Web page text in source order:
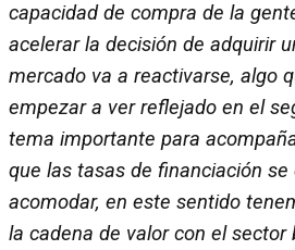
capacidad de compra de la
acelerar la decisión de adquirir
mercado va a reactivarse, algo
empezar a ver reflejado en el
tema importante para
que las tasas de financiación se
acomodar, en este sentido
la cadena de valor con el sector